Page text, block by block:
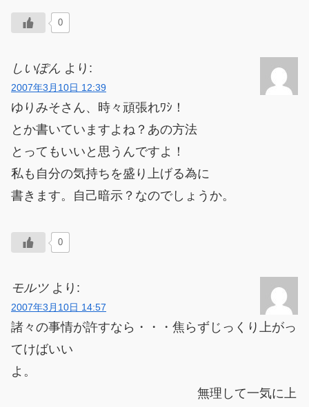
0
しいぽん より:
2007年3月10日 12:39
ゆりみそさん、時々頑張れﾜｼ！
とか書いていますよね？あの方法
とってもいいと思うんですよ！
私も自分の気持ちを盛り上げる為に
書きます。自己暗示？なのでしょうか。
0
モルツ より:
2007年3月10日 14:57
諸々の事情が許すなら・・・焦らずじっくり上がっ
てけばいい
よ。
無理して一気に上